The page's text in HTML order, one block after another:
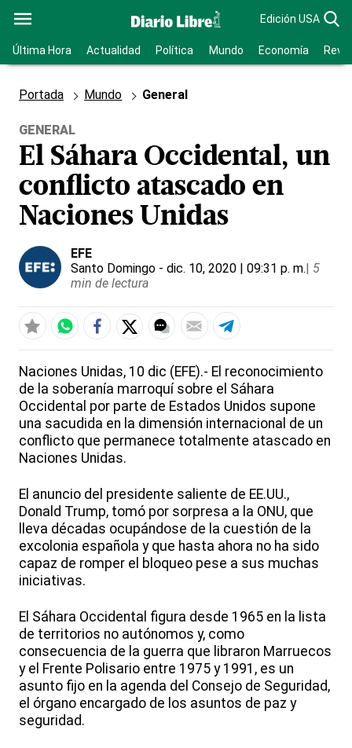
Edición USA
Última Hora Actualidad Política Mundo Economía
Portada Mundo General
GENERAL
El Sáhara Occidental, un
conflicto atascado en
Naciones Unidas
EFE
Santo Domingo - dic. 10, 2020 | 09:31 p. m.| 5
min de lectura
Naciones Unidas, 10 dic (EFE).- El reconocimiento
de la soberanía marroquí sobre el Sáhara
Occidental por parte de Estados Unidos supone
una sacudida en la dimensión internacional de un
conflicto que permanece totalmente atascado en
Naciones Unidas.
El anuncio del presidente saliente de EE.UU.,
Donald Trump, tomó por sorpresa a la ONU, que
lleva décadas ocupándose de la cuestión de la
excolonia española y que hasta ahora no ha sido
capaz de romper el bloqueo pese a sus muchas
iniciativas.
El Sáhara Occidental figura desde 1965 en la lista
de territorios no autónomos y, como
consecuencia de la guerra que libraron Marruecos
y el Frente Polisario entre 1975 y 1991, es un
asunto fijo en la agenda del Consejo de Seguridad,
el órgano encargado de los asuntos de paz y
seguridad.